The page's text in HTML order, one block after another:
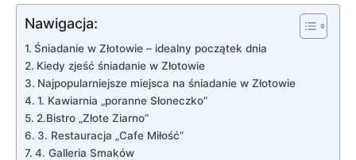
Nawigacja:
Śniadanie w Złotowie – idealny początek dnia
Kiedy zjeść śniadanie w Złotowie
Najpopularniejsze miejsca na śniadanie w Złotowie
1. Kawiarnia „poranne Słoneczko”
2.Bistro „Złote Ziarno”
3. Restauracja „Cafe Miłość”
4. Galleria Smaków